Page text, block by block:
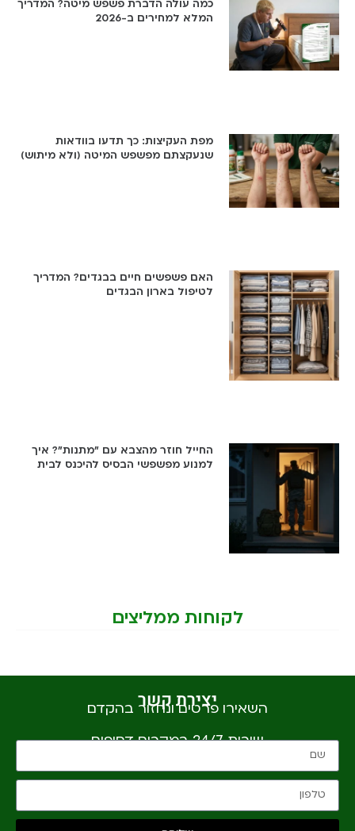
כמה עולה הדברת פשפש מיטה? המדריך
המלא למחירים ב-2026
מפת העקיצות: כך תדעו בוודאות
שנעקצתם מפשפש המיטה (ולא מיתוש)
האם פשפשים חיים בבגדים? המדריך
לטיפול בארון הבגדים
החייל חוזר מהצבא עם "מתנות"? איך
למנוע מפשפשי הבסיס להיכנס לבית
לקוחות ממליצים
יצירת קשר
השאירו פרטים ונחזור בהקדם
שירות 24/7 במקרים דחופים